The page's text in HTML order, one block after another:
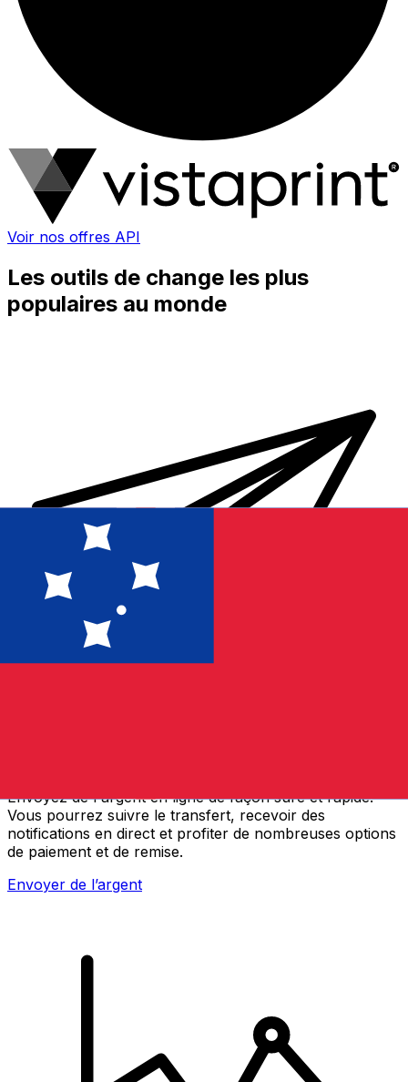
Voir nos offres API
Les outils de change les plus
populaires au monde
Envoyez de l'argent en ligne de façon sûre et rapide.
Vous pourrez suivre le transfert, recevoir des
notifications en direct et profiter de nombreuses options
de paiement et de remise.
Envoyer de l’argent